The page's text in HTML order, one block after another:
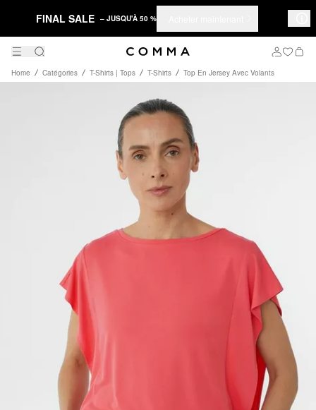
FINAL SALE – JUSQU'À 50 %
Home Catégories T-Shirts | Tops T-Shirts Top En Jersey Avec Volants